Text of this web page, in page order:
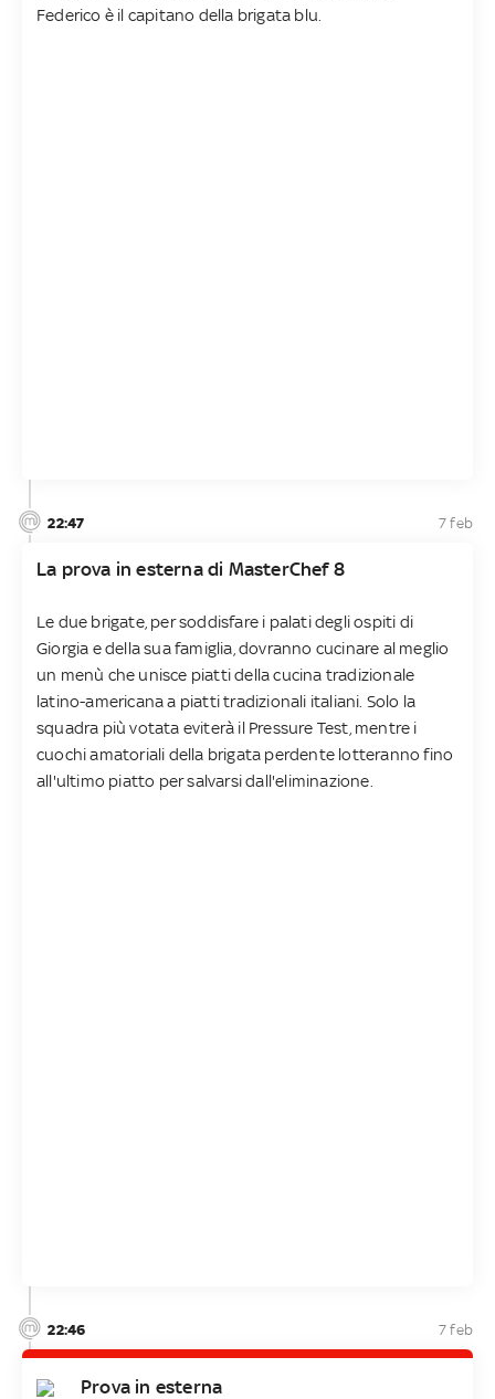
Federico è il capitano della brigata blu.
22:47 7 feb
La prova in esterna di MasterChef 8
Le due brigate, per soddisfare i palati degli ospiti di
Giorgia e della sua famiglia, dovranno cucinare al meglio
un menù che unisce piatti della cucina tradizionale
latino-americana a piatti tradizionali italiani. Solo la
squadra più votata eviterà il Pressure Test, mentre i
cuochi amatoriali della brigata perdente lotteranno fino
all'ultimo piatto per salvarsi dall'eliminazione.
22:46 7 feb
Prova in esterna